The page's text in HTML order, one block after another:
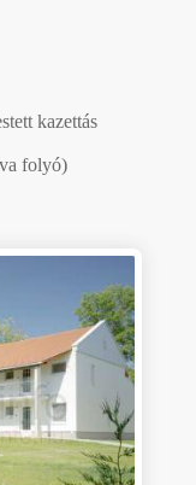
kazettás
folyó)